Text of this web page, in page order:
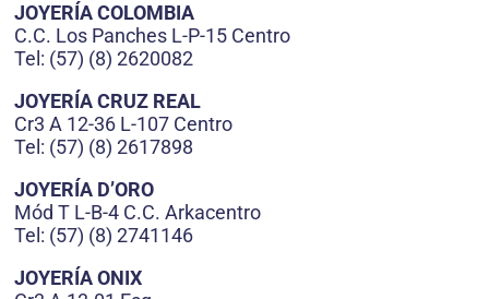
JOYERÍA COLOMBIA
C.C. Los Panches L-P-15 Centro
Tel: (57) (8) 2620082
JOYERÍA CRUZ REAL
Cr3 A 12-36 L-107 Centro
Tel: (57) (8) 2617898
JOYERÍA D’ORO
Mód T L-B-4 C.C. Arkacentro
Tel: (57) (8) 2741146
JOYERÍA ONIX